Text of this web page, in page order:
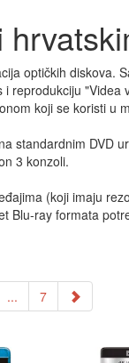
optičkih
reprodukciju
koji se koristi u
standardnim DVD
3 konzoli.
(koji imaju
ray formata
... 7